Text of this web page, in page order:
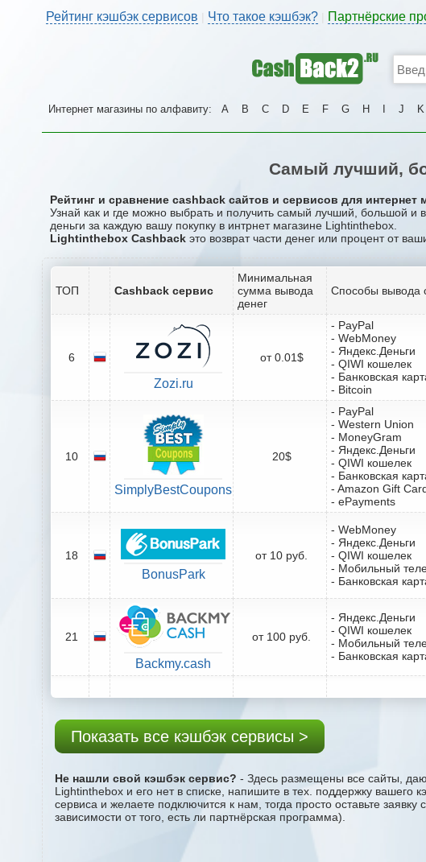
Рейтинг кэшбэк сервисов Что такое кэшбэк? Партнёрские
Интернет магазины по алфавиту: A B C D E F G H J K
Самый лучший,
Рейтинг и сравнение cashback сайтов и сервисов для
Узнай как и где можно выбрать и получить самый лучший, большой
деньги за каждую вашу покупку в интрнет магазине Lightinthebox.
Lightinthebox Cashback это возврат части денег или процент от
ТОП Cashback сервис
Минимальная
сумма вывода
денег
Способы вывода
6
Zozi.ru
от 0.01$
- PayPal
- WebMoney
- Яндекс.Деньги
- QIWI кошелек
- Банковская
- Bitcoin
10
SimplyBestCoupons
20$
- PayPal
- Western Union
- MoneyGram
- Яндекс.Деньги
- QIWI кошелек
- Банковская
- Amazon Gift
- ePayments
18
BonusPark
от 10 руб.
- WebMoney
- Яндекс.Деньги
- QIWI кошелек
- Мобильный
- Банковская
21
Backmy.cash
от 100 руб.
- Яндекс.Деньги
- QIWI кошелек
- Мобильный
- Банковская
Показать все кэшбэк сервисы >
Не нашли свой кэшбэк сервис? - Здесь размещены все сайты,
Lightinthebox и его нет в списке, напишите в тех. поддержку
сервиса и желаете подключится к нам, тогда просто оставьте
зависимости от того, есть ли партнёрская программа).